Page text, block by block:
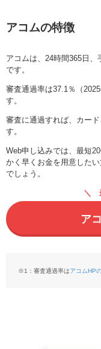
アコムの特徴
アコムは、24時間365日
です。
審査通過率は37.1％（2025
す。
審査に通過すれば、カー
す。
Web申し込みでは、最短
かく早くお金を用意した
でしょう。
ア
※1：審査通過率はアコムHP